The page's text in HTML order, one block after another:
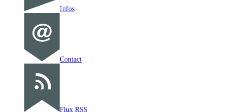
Infos
Contact
Flux RSS